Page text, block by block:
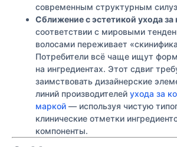
современным структурным
Сближение с эстетикой ухода
соответствии с мировыми
волосами переживает
Потребители всё чаще ищут
на ингредиентах. Этот сдвиг
заимствовать дизайнерские
линий производителей ухода за
маркой — используя чистую
клинические отметки
компоненты.